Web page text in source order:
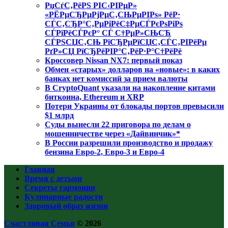
РџСѓС‚РёРЅ РІС‹РІРµР»
«РЁРµСЂРµРјРµС‚СЊРµРІРѕ» РёР·
СЃС‚СЂР°С‚РµРіРёС‡РµСЃРєРѕРіРѕ
СЃРїРёСЃРєР° СЃ С†РµР»СЊСЋ
СЃРЅСЏС‚СЊ РїСЂРµРїСЏС‚СЃС‚РІРёРµ
РґР»СЏ РїСЂРёРІР°С‚РёР·Р°С†РёРё
Кроссовер Nissan NX7: первый показ
Обмен «старых» долларов на «новые»: в каких
банках нет комиссий за прием валюты
В CryptoQuant указали на накопление китами
биткоина, Ethereum и XRP
Потери Украины от блокады портов превысили
$1 млрд
Суды вынесли 22 приговора по делам о
мошенничестве через «Дайвинчик»*
В России разрешили производство и продажу
бензина Евро-2, Евро-3 и Евро-4
Главная
Время с детьми
Секреты гармонии
Кулинарные радости
Здоровый образ жизни
Счастливая Семья © 2026